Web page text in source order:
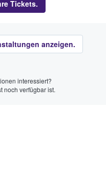
Tickets.
anzeigen.
interessiert?
noch verfügbar ist.